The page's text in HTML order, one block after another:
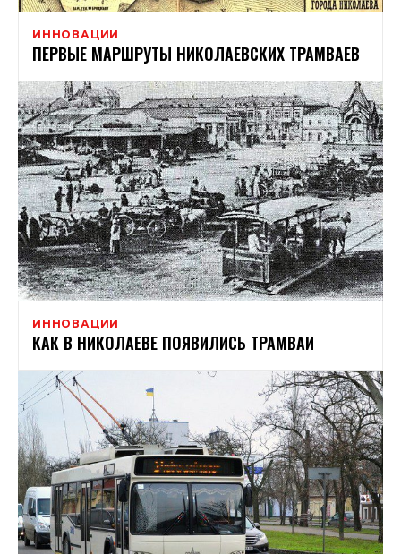
ИННОВАЦИИ
ПЕРВЫЕ МАРШРУТЫ НИКОЛАЕВСКИХ ТРАМВАЕВ
ИННОВАЦИИ
КАК В НИКОЛАЕВЕ ПОЯВИЛИСЬ ТРАМВАИ